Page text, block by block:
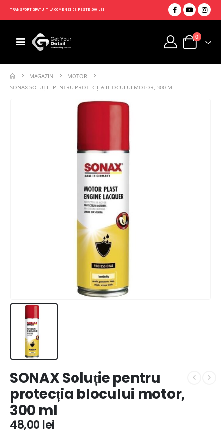
TRANSPORT GRATUIT LA COMENZI DE PESTE 500 LEI
0
MAGAZIN
MOTOR
SONAX SOLUȚIE PENTRU PROTECȚIA BLOCULUI MOTOR, 300 ML
SONAX Soluție pentru
protecția blocului motor,
300 ml
48,00 lei